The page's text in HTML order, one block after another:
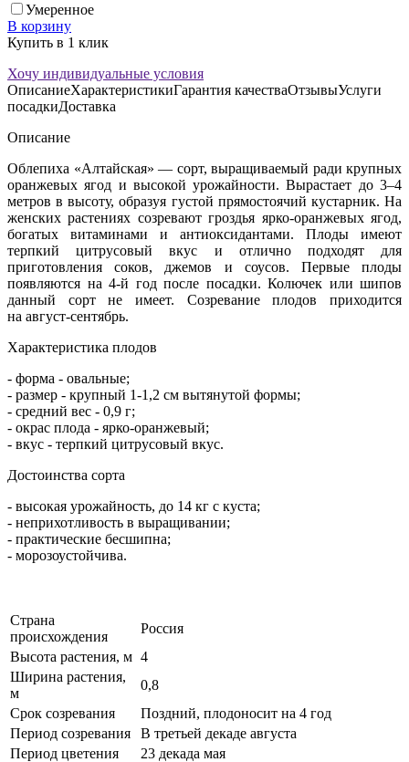
Умеренное
В корзину
Купить в 1 клик
Хочу индивидуальные условия
ОписаниеХарактеристикиГарантия качестваОтзывыУслуги
посадкиДоставка
Описание
Облепиха «Алтайская» — сорт, выращиваемый ради крупных
оранжевых ягод и высокой урожайности. Вырастает до 3–4
метров в высоту, образуя густой прямостоячий кустарник. На
женских растениях созревают гроздья ярко-оранжевых ягод,
богатых витаминами и антиоксидантами. Плоды имеют
терпкий цитрусовый вкус и отлично подходят для
приготовления соков, джемов и соусов. Первые плоды
появляются на 4-й год после посадки. Колючек или шипов
данный сорт не имеет. Созревание плодов приходится
на август-сентябрь.
Характеристика плодов
- форма - овальные;
- размер - крупный 1-1,2 см вытянутой формы;
- средний вес - 0,9 г;
- окрас плода - ярко-оранжевый;
- вкус - терпкий цитрусовый вкус.
Достоинства сорта
- высокая урожайность, до 14 кг с куста;
- неприхотливость в выращивании;
- практические бесшипна;
- морозоустойчива.
Страна
происхождения
Россия
Высота растения, м 4
Ширина растения,
м
0,8
Срок созревания
Поздний, плодоносит на 4 год
Период созревания
В третьей декаде августа
Период цветения
23 декада мая